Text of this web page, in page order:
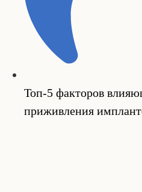
Топ-5 факторов
приживления